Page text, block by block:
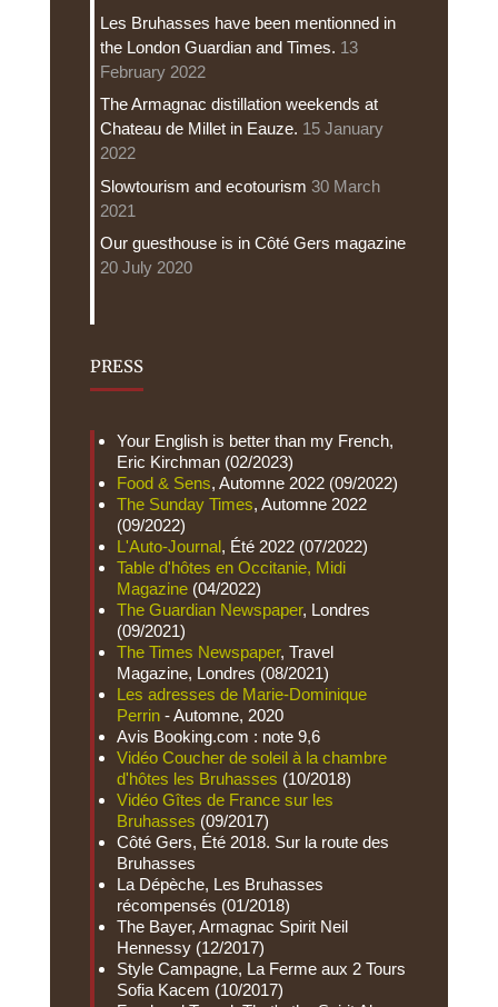
Les Bruhasses have been mentionned in
the London Guardian and Times. 13
February 2022
The Armagnac distillation weekends at
Chateau de Millet in Eauze. 15 January
2022
Slowtourism and ecotourism 30 March
2021
Our guesthouse is in Côté Gers magazine
20 July 2020
PRESS
Your English is better than my French,
Eric Kirchman (02/2023)
Food & Sens, Automne 2022 (09/2022)
The Sunday Times, Automne 2022
(09/2022)
L'Auto-Journal, Été 2022 (07/2022)
Table d'hôtes en Occitanie, Midi
Magazine(04/2022)
The Guardian Newspaper, Londres
(09/2021)
The Times Newspaper, Travel
Magazine, Londres (08/2021)
Les adresses de Marie-Dominique
Perrin- Automne, 2020
Avis Booking.com : note 9,6
Vidéo Coucher de soleil à la chambre
d'hôtes les Bruhasses (10/2018)
Vidéo Gîtes de France sur les
Bruhasses (09/2017)
Côté Gers, Été 2018. Sur la route des
Bruhasses
La Dépèche, Les Bruhasses
récompensés (01/2018)
The Bayer, Armagnac Spirit Neil
Hennessy (12/2017)
Style Campagne, La Ferme aux 2 Tours
Sofia Kacem (10/2017)